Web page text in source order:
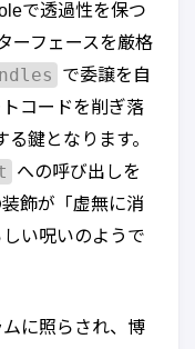
で透過性を保つ
ーフェースを厳格
で委譲を自
コードを削ぎ落
鍵となります。
への呼び出しを
飾が「虚無に消
い呪いのようで
に照らされ、博